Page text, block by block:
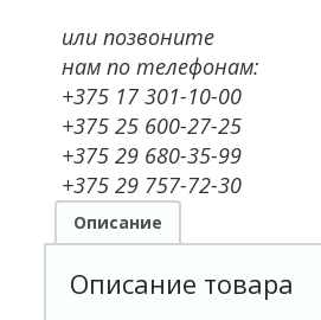
или позвоните
нам по телефонам:
+375 17 301-10-00
+375 25 600-27-25
+375 29 680-35-99
+375 29 757-72-30
Описание
Описание товара